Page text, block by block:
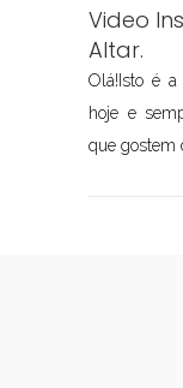
Video
Altar.
Olá!Isto é
hoje e
que gostem